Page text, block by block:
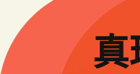
要
內
真